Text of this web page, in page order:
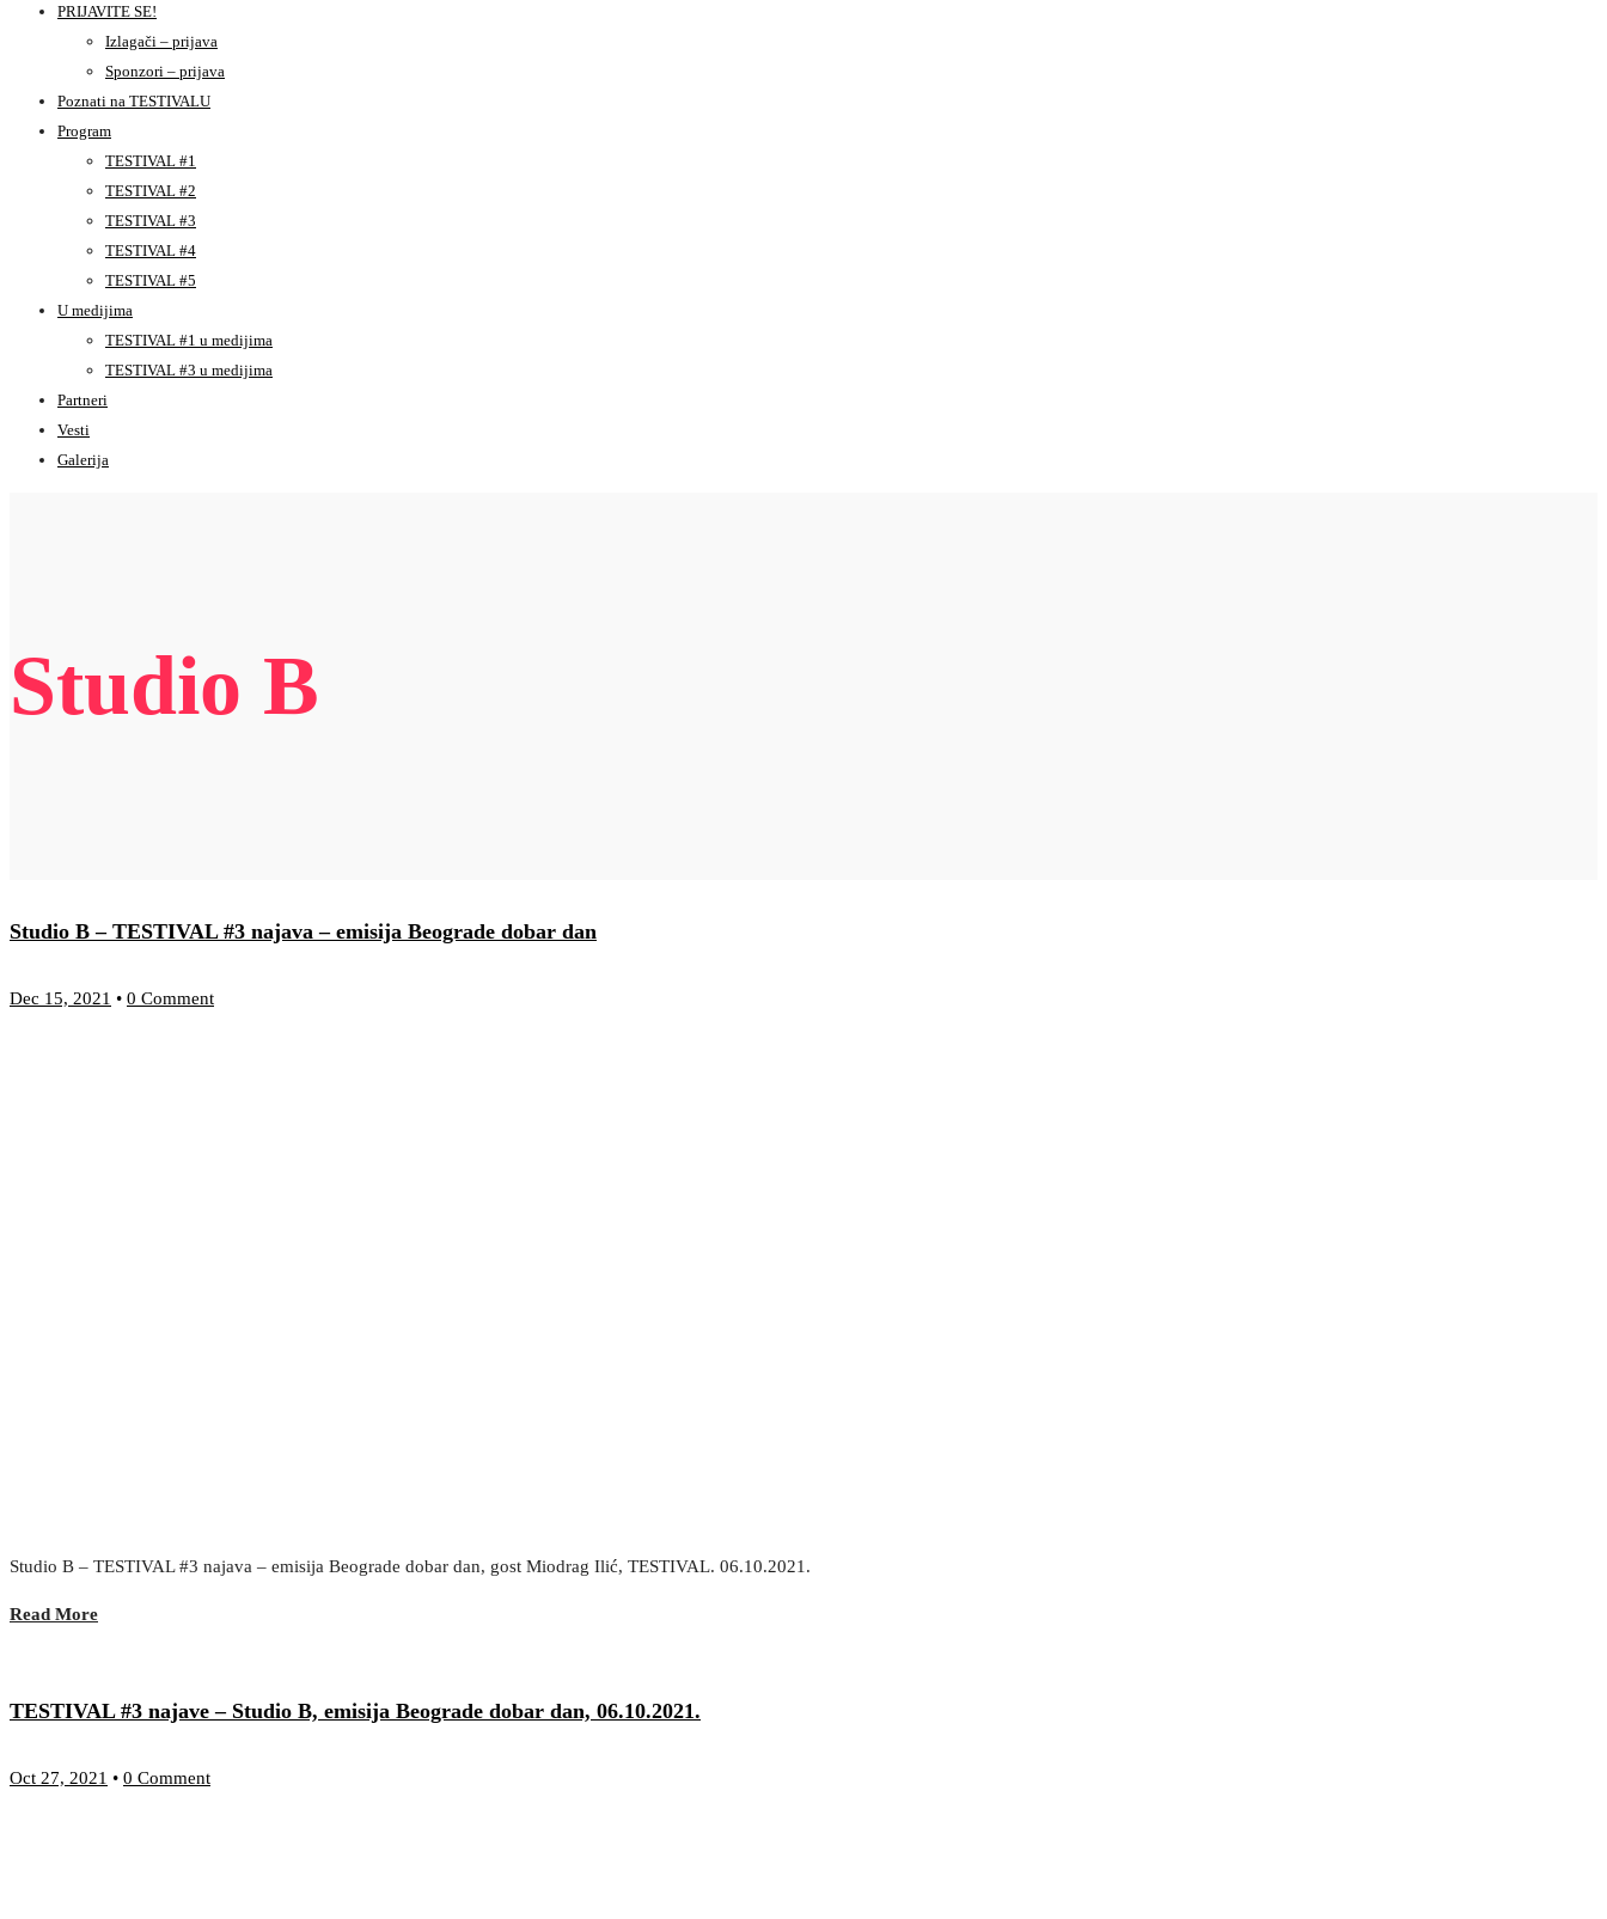
PRIJAVITE SE!
Izlagači – prijava
Sponzori – prijava
Poznati na TESTIVALU
Program
TESTIVAL #1
TESTIVAL #2
TESTIVAL #3
TESTIVAL #4
TESTIVAL #5
U medijima
TESTIVAL #1 u medijima
TESTIVAL #3 u medijima
Partneri
Vesti
Galerija
Studio B
Studio B – TESTIVAL #3 najava – emisija Beograde dobar dan
Dec 15, 2021 • 0 Comment
Studio B – TESTIVAL #3 najava – emisija Beograde dobar dan, gost Miodrag Ilić, TESTIVAL. 06.10.2021.
Read More
TESTIVAL #3 najave – Studio B, emisija Beograde dobar dan, 06.10.2021.
Oct 27, 2021 • 0 Comment